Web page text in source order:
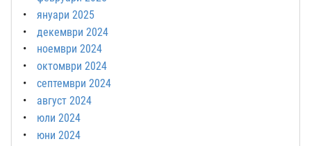
януари 2025
декември 2024
ноември 2024
октомври 2024
септември 2024
август 2024
юли 2024
юни 2024